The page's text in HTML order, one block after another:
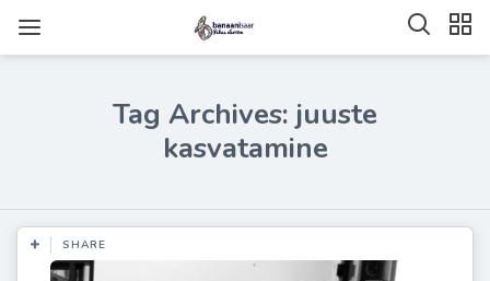
Tag Archives: juuste
kasvatamine
SHARE